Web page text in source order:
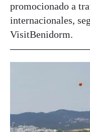
promocionado a
internacionales,
VisitBenidorm.